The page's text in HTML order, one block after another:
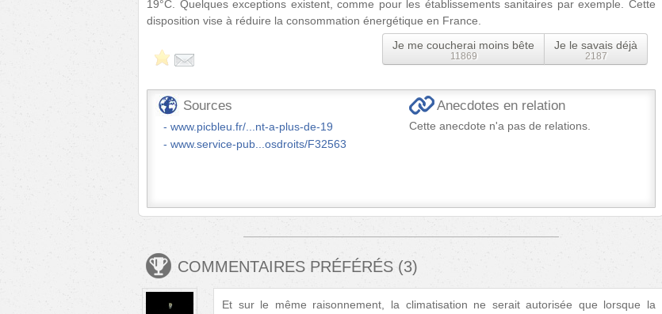
19°C. Quelques exceptions existent, comme pour les établissements sanitaires par exemple. Cette
disposition vise à réduire la consommation énergétique en France.
Je me coucherai moins bête
11869
Je le savais déjà
2187
Sources
www.picbleu.fr/...nt-a-plus-de-19
www.service-pub...osdroits/F32563
Anecdotes en relation
Cette anecdote n'a pas de relations.
COMMENTAIRES PRÉFÉRÉS (3)
Et sur le même raisonnement, la climatisation ne serait autorisée que lorsque la